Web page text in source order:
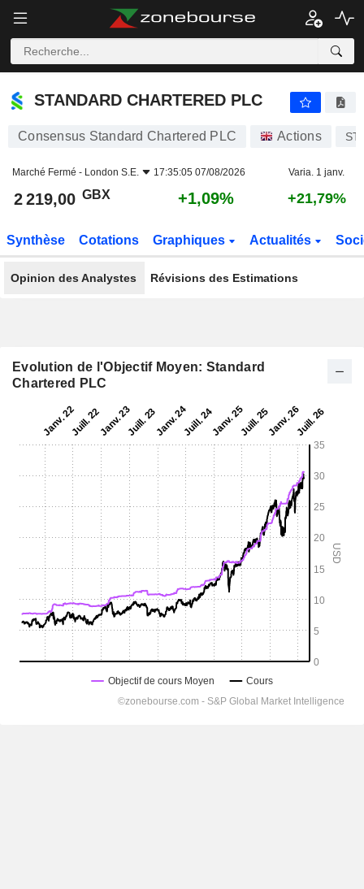
STANDARD CHARTERED PLC
Consensus Standard Chartered PLC Actions
Marché Fermé - London S.E. 17:35:05 07/08/2026 Varia. 1 janv.
2 219,00 GBX +1,09% +21,79%
Synthèse Cotations Graphiques Actualités
Opinion des Analystes Révisions des Estimations
Evolution de l'Objectif Moyen: Standard
Chartered PLC